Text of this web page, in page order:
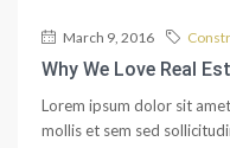
March 9, 2016
Why We Love Real
Lorem ipsum dolor sit
mollis et sem sed